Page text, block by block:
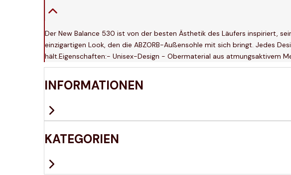
Der New Balance 530 ist von der besten Ästhetik des Läufers inspiriert,
einzigartigen Look, den die ABZORB-Außensohle mit sich bringt. Jedes
hält.Eigenschaften:- Unisex-Design - Obermaterial aus atmungsaktivem
INFORMATIONEN
KATEGORIEN